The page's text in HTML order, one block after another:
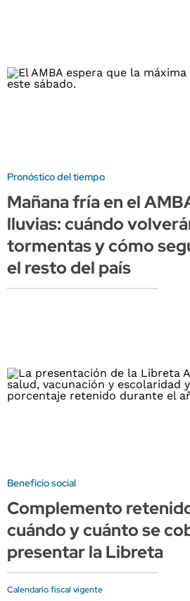
Pronóstico del tiempo
Mañana fría en el
lluvias: cuándo
tormentas y cómo
el resto del país
Beneficio social
Complemento
cuándo y cuánto se
presentar la Libreta
Calendario fiscal vigente